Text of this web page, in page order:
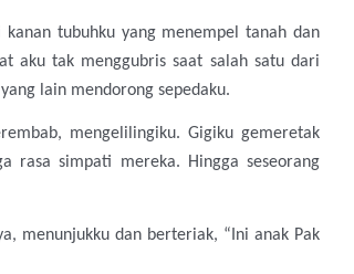
tubuhku yang menempel tanah dan
aku tak menggubris saat salah satu dari
lain mendorong sepedaku.
, mengelilingiku. Gigiku gemeretak
rasa simpati mereka. Hingga seseorang
menunjukku dan berteriak, “Ini anak Pak